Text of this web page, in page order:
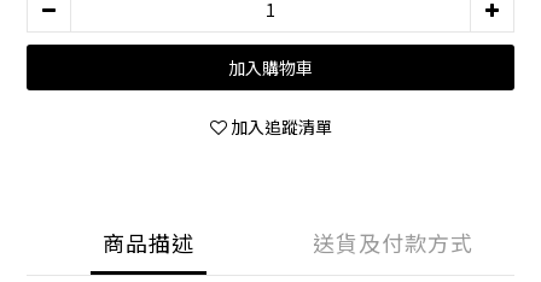
加入購物車
加入追蹤清單
商品描述 送貨及付款方式